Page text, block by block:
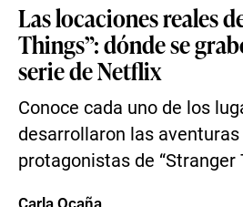
Las locaciones reales
Things”: dónde se
serie de Netflix
Conoce cada uno de los
desarrollaron las
protagonistas de “Stranger
Carla Ocaña